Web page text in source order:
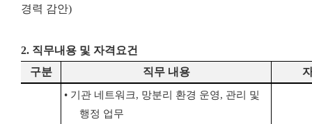
경력 감안)
2. 직무내용 및 자격요건
구분
직무 내용
• 기관 네트워크, 망분리 환경 운영, 관리 및
행정 업무